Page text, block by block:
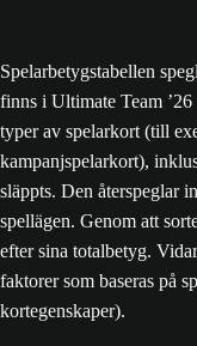
Spelarbetygstabellen
finns i Ultimate Team ’26
typer av spelarkort (till
kampanjspelarkort),
släppts. Den återspeglar
spellägen. Genom att
efter sina totalbetyg.
faktorer som baseras på
kortegenskaper).